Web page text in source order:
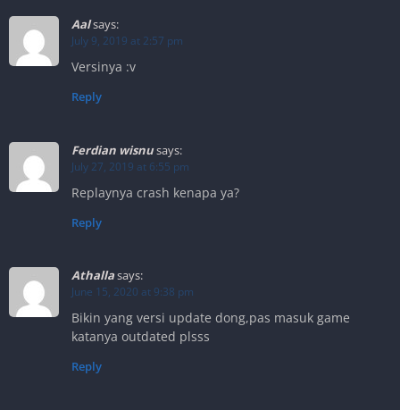
Aalsays:
July 9, 2019 at 2:57 pm
Versinya :v
Reply
Ferdian wisnusays:
July 27, 2019 at 6:55 pm
Replaynya crash kenapa ya?
Reply
Athallasays:
June 15, 2020 at 9:38 pm
Bikin yang versi update dong,pas masuk game
katanya outdated plsss
Reply